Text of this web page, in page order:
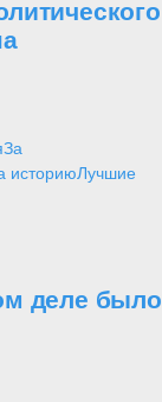
За
историюЛучшие
деле было